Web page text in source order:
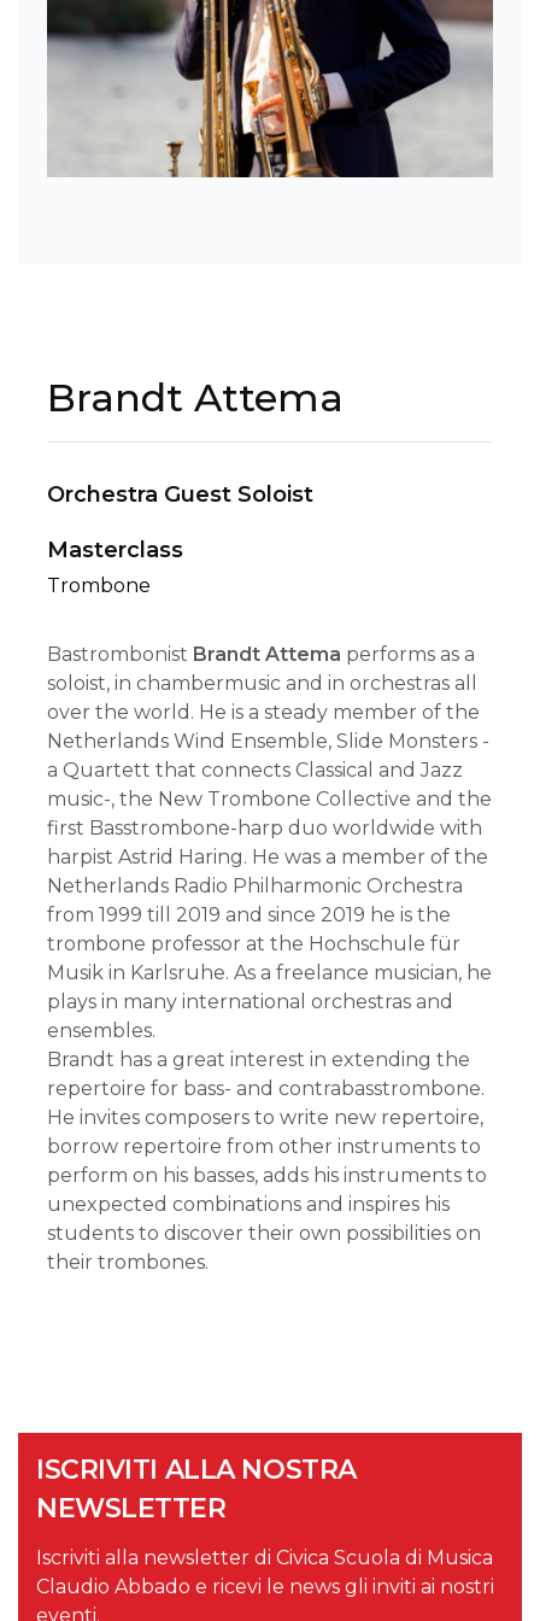
Brandt Attema
Orchestra Guest Soloist
Masterclass
Trombone
Bastrombonist Brandt Attema performs as a
soloist, in chambermusic and in orchestras all
over the world. He is a steady member of the
Netherlands Wind Ensemble, Slide Monsters -
a Quartett that connects Classical and Jazz
music-, the New Trombone Collective and the
first Basstrombone-harp duo worldwide with
harpist Astrid Haring. He was a member of the
Netherlands Radio Philharmonic Orchestra
from 1999 till 2019 and since 2019 he is the
trombone professor at the Hochschule für
Musik in Karlsruhe. As a freelance musician, he
plays in many international orchestras and
ensembles.
Brandt has a great interest in extending the
repertoire for bass- and contrabasstrombone.
He invites composers to write new repertoire,
borrow repertoire from other instruments to
perform on his basses, adds his instruments to
unexpected combinations and inspires his
students to discover their own possibilities on
their trombones.
ISCRIVITI ALLA NOSTRA
NEWSLETTER
Iscriviti alla newsletter di Civica Scuola di Musica
Claudio Abbado e ricevi le news gli inviti ai nostri
eventi.